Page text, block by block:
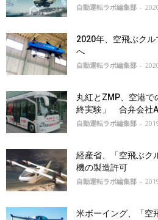
自動運転ラボ編集部 -
2020年、空飛ぶク
へ
自動運転ラボ編集部 -
丸紅とZMP、空港で
終実験」 合弁会社
自動運転ラボ編集部 -
経産省、「空飛ぶク
機の製造許可
自動運転ラボ編集部 -
米ボーイング、「空